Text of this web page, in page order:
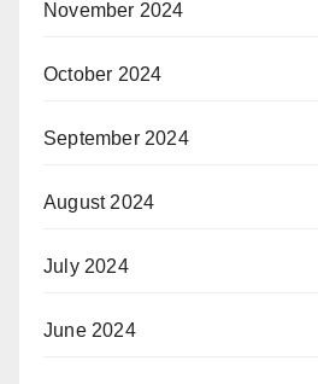
November 2024
October 2024
September 2024
August 2024
July 2024
June 2024